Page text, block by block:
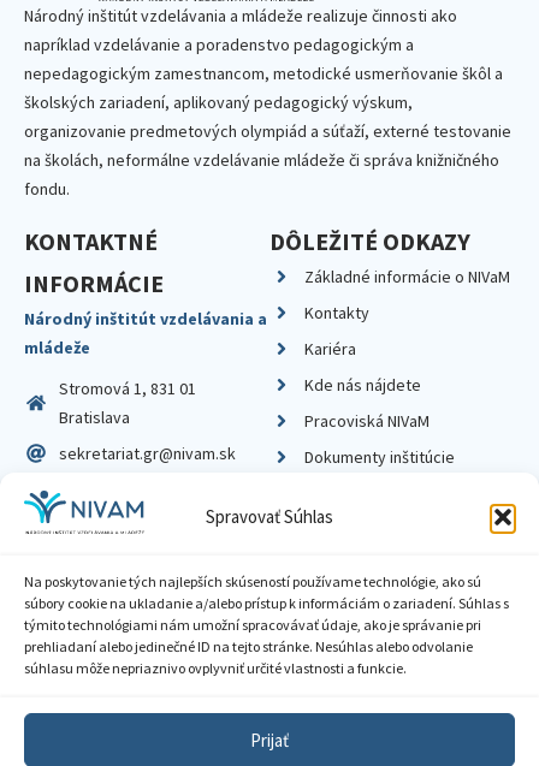
Spravovať Súhlas
Na poskytovanie tých najlepších skúseností používame technológie, ako sú
súbory cookie na ukladanie a/alebo prístup k informáciám o zariadení. Súhlas s
týmito technológiami nám umožní spracovávať údaje, ako je správanie pri
prehliadaní alebo jedinečné ID na tejto stránke. Nesúhlas alebo odvolanie
súhlasu môže nepriaznivo ovplyvniť určité vlastnosti a funkcie.
Prijať
Národný inštitút vzdelávania a mládeže realizuje činnosti ako
napríklad vzdelávanie a poradenstvo pedagogickým a
nepedagogickým zamestnancom, metodické usmerňovanie škôl a
školských zariadení, aplikovaný pedagogický výskum,
organizovanie predmetových olympiád a súťaží, externé testovanie
na školách, neformálne vzdelávanie mládeže či správa knižničného
fondu.
KONTAKTNÉ
INFORMÁCIE
Národný inštitút vzdelávania a
mládeže
Stromová 1, 831 01
Bratislava
sekretariat.gr@nivam.sk
IČO: 00164348
DIČ: 2020798714
DÔLEŽITÉ ODKAZY
Základné informácie o NIVaM
Kontakty
Kariéra
Kde nás nájdete
Pracoviská NIVaM
Dokumenty inštitúcie
Zásady ochrany súkromia
Sprístupnenie informácií